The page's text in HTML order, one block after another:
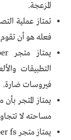
المزعجة.
تمتاز عملية
فعله هو أن
التطبيقات
فيروسات ضارة.
يمتاز المتجر
مساحته لا تتجاوز 15